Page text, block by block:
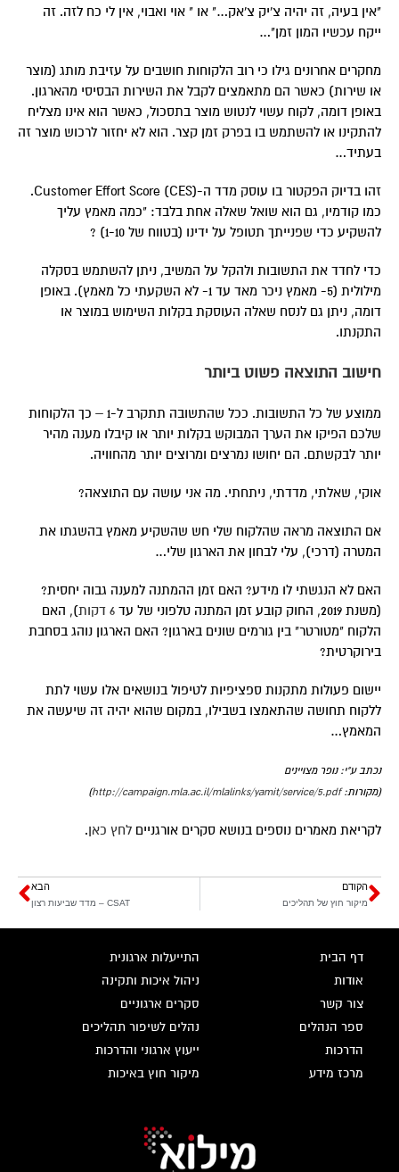
"אין בעיה, זה יהיה צ'יק צ'אק…" או " אוי ואבוי, אין לי כח לזה. זה
ייקח עכשיו המון זמן"…
מחקרים אחרונים גילו כי רוב הלקוחות חושבים על עזיבת מותג (מוצר
או שירות) כאשר הם מתאמצים לקבל את השירות הבסיסי מהארגון.
באופן דומה, לקוח עשוי לנטוש מוצר בתסכול, כאשר הוא אינו מצליח
להתקינו או להשתמש בו בפרק זמן קצר. הוא לא יחזור לרכוש מוצר זה
בעתיד…
זהו בדיוק הפקטור בו עוסק מדד ה-Customer Effort Score (CES).
כמו קודמיו, גם הוא שואל שאלה אחת בלבד: "כמה מאמץ עליך
להשקיע כדי שפנייתך תטופל על ידינו (בטווח של 1-10) ?
כדי לחדד את התשובות ולהקל על המשיב, ניתן להשתמש בסקלה
מילולית (5- מאמץ ניכר מאד עד 1- לא השקעתי כל מאמץ). באופן
דומה, ניתן גם לנסח שאלה העוסקת בקלות השימוש במוצר או
התקנתו.
חישוב התוצאה פשוט ביותר
ממוצע של כל התשובות. ככל שהתשובה תתקרב ל-1 – כך הלקוחות
שלכם הפיקו את הערך המבוקש בקלות יותר או קיבלו מענה מהיר
יותר לבקשתם. הם יחושו נמרצים ומרוצים יותר מהחוויה.
אוקי, שאלתי, מדדתי, ניתחתי. מה אני עושה עם התוצאה?
אם התוצאה מראה שהלקוח שלי חש שהשקיע מאמץ בהשגתו את
המטרה (דרכי), עלי לבחון את הארגון שלי…
האם לא הנגשתי לו מידע? האם זמן ההמתנה למענה גבוה יחסית?
(משנת 2019, החוק קובע זמן המתנה טלפוני של עד
6 דקות
), האם
הלקוח "מטורטר" בין גורמים שונים בארגון? האם הארגון נוהג בסחבת
בירוקרטית?
יישום פעולות מתקנות ספציפיות לטיפול בנושאים אלו עשוי לתת
ללקוח תחושה שהתאמצו בשבילו, במקום שהוא יהיה זה שיעשה את
המאמץ…
נכתב ע"י: נופר מצויינים
(מקורות:http://campaign.mla.ac.il/mlalinks/yamit/service/5.pdf
)
לקריאת מאמרים נוספים בנושא סקרים אורגניים לחץ כאן.
הקודם
מיקור חוץ של תהליכים
הבא
CSAT – מדד שביעות רצון
דף הבית
אודות
צור קשר
ספר הנהלים
הדרכות
מרכז מידע
התייעלות ארגונית
ניהול איכות ותקינה
סקרים ארגוניים
נהלים לשיפור תהליכים
ייעוץ ארגוני והדרכות
מיקור חוץ באיכות